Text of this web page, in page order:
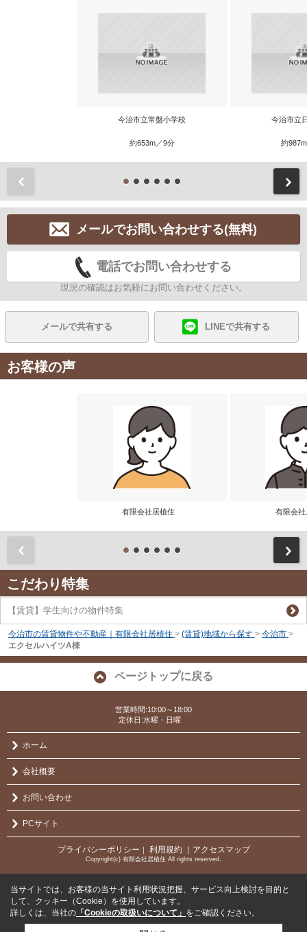
今治市立常盤小学校
約653m／9分
今治市立
約
メールでお問い合わせする(無料)
電話でお問い合わせする
現況の確認はお気軽にお問い合わせください。
メールで共有する LINEで共有する
お客様の声
有限会社居植住 有限会
こだわり特集
【賃貸】学生向けの物件特集
今治市の賃貸物件や不動産｜有限会社居植住 > (賃貸)地域から探す > 今治市 >
エクセルハイツA棟
ページトップに戻る
営業時間:10:00～18:00
定休日:水曜・日曜
ホーム
会社概要
お問い合わせ
PCサイト
プライバシーポリシー 利用規約 ｜アクセスマップ
Copyright(c) 有限会社居植住 All rights reserved.
当サイトでは、お客様の当サイト利用状況把握、サービス向上検討を目的と
して、クッキー（Cookie）を使用しています。
詳しくは、当社の 「Cookieの取扱いについて」 をご確認ください。